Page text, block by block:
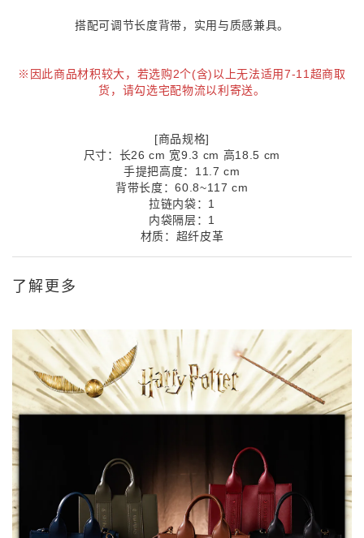
搭配可调节长度背带，实用与质感兼具。
※因此商品材积较大，若选购2个(含)以上无法适用7-11超商取
货，请勾选宅配物流以利寄送。
[商品规格]
尺寸：长26 cm 宽9.3 cm 高18.5 cm
手提把高度：11.7 cm
背带长度：60.8~117 cm
拉链内袋：1
内袋隔层：1
材质：超纤皮革
了解更多